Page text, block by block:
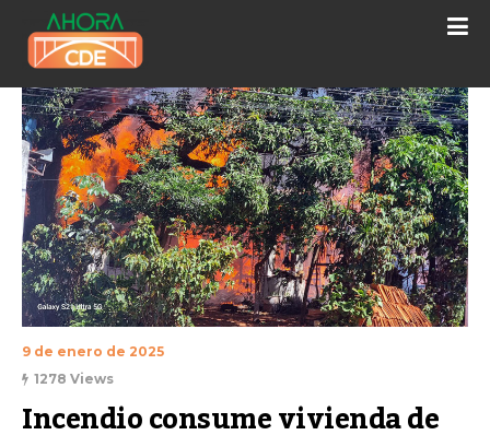
9 de enero de 2025
1278 Views
Incendio consume vivienda de